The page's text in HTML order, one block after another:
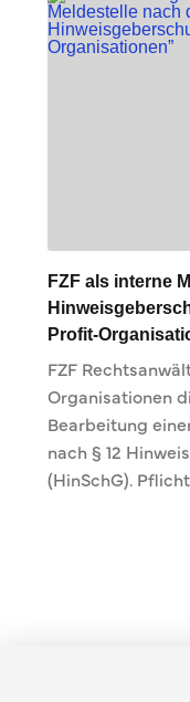
FZF als interne
Profit-
FZF
Organisationen
Bearbeitung
nach § 12
(HinSchG).